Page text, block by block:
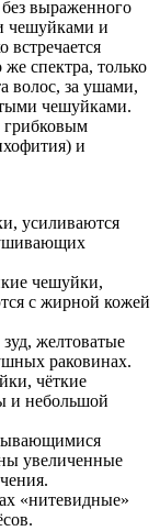
выраженного
чешуйками и
спектра, только
волос, за ушами,
чешуйками.
грибковым
и
усиливаются
чешуйки,
с жирной кожей
желтоватые
раковинах.
чёткие
и небольшой
увеличенные
«нитевидные»